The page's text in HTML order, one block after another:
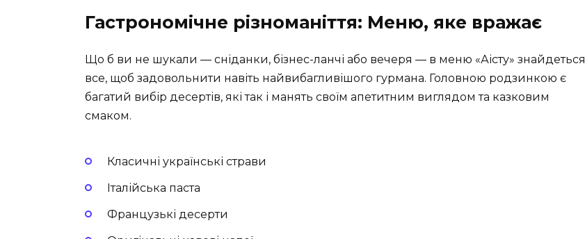
Гастрономічне різноманіття: Меню, яке вражає
Що б ви не шукали — сніданки, бізнес-ланчі або вечеря — в меню «Аісту» знайдеться
все, щоб задовольнити навіть найвибагливішого гурмана. Головною родзинкою є
багатий вибір десертів, які так і манять своїм апетитним виглядом та казковим
смаком.
Класичні українські страви
Італійська паста
Французькі десерти